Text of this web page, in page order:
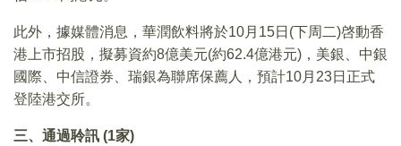
此外，據媒體消息，華潤飲料將於10月15日(下周二)啓動香
港上市招股，擬募資約8億美元(約62.4億港元)，美銀、中銀
國際、中信證券、瑞銀為聯席保薦人，預計10月23日正式
登陸港交所。
三、通過聆訊 (1家)